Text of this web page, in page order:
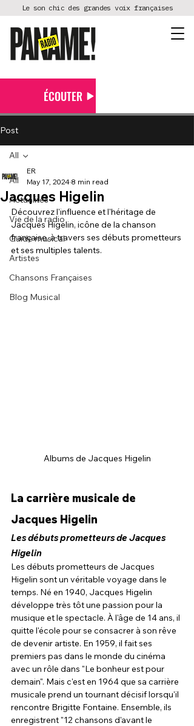
Le son chic des grandes voix françaises
ÉCOUTER
Post
All
Actualités
Vie de la radio
Guide musical
Artistes
Chansons Françaises
Blog Musical
All
Jacques Higelin
ER
May 17, 2024 8 min read
Découvrez l'influence et l'héritage de
Jacques Higelin, icône de la chanson
française, à travers ses débuts prometteurs
et ses multiples talents.
Albums de Jacques Higelin
La carrière musicale de
Jacques Higelin
Les débuts prometteurs de Jacques
Higelin
Les débuts prometteurs de Jacques
Higelin sont un véritable voyage dans le
temps. Né en 1940, Jacques Higelin
développe très tôt une passion pour la
musique et le spectacle. À l'âge de 14 ans, il
quitte l'école pour se consacrer à son rêve
de devenir artiste. En 1959, il fait ses
premiers pas dans le monde du cinéma
avec un rôle dans "Le bonheur est pour
demain". Mais c'est en 1964 que sa carrière
musicale prend un tournant décisif lorsqu'il
rencontre Brigitte Fontaine. Ensemble, ils
enregistrent "12 chansons d'avant le